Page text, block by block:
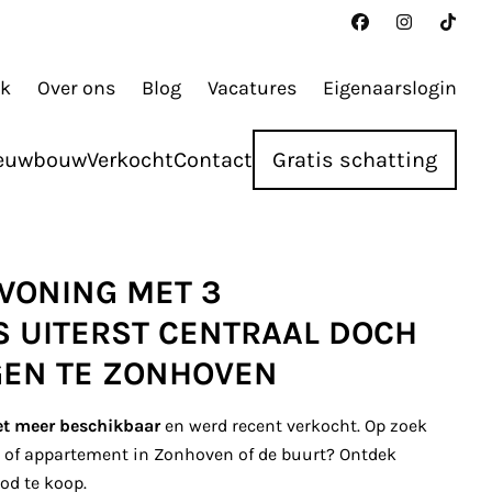
Over ons Blog Vacatures Eigenaarslogin
VerkochtContact Gratis schatting
MET 3
UITERST CENTRAAL DOCH
TE ZONHOVEN
meer beschikbaaren werd recent verkocht. Op zoek
appartement in Zonhoven of de buurt? Ontdek
te koop.